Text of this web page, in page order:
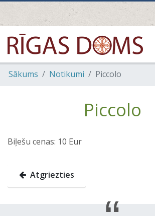
Sākums Notikumi Piccolo
Piccolo
Biļešu cenas: 10 Eur
Atgriezties